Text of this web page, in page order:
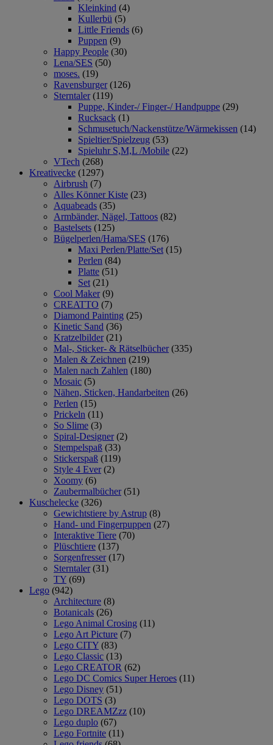
Kleinkind (4)
Kullerbü (5)
Little Friends (6)
Puppen (9)
Happy People (30)
Lena/SES (50)
moses. (19)
Ravensburger (126)
Sterntaler (119)
Puppe, Kinder-/ Finger-/ Handpuppe (29)
Rucksack (1)
Schmusetuch/Nackenstütze/Wärmekissen (14)
Spieltier/Spielzeug (53)
Spieluhr S,M,L /Mobile (22)
VTech (268)
Kreativecke (1297)
Airbrush (7)
Alles Könner Kiste (23)
Aquabeads (35)
Armbänder, Nägel, Tattoos (82)
Bastelsets (125)
Bügelperlen/Hama/SES (176)
Maxi Perlen/Platte/Set (15)
Perlen (84)
Platte (51)
Set (21)
Cool Maker (9)
CREATTO (7)
Diamond Painting (25)
Kinetic Sand (36)
Kratzelbilder (21)
Mal-, Sticker- & Rätselbücher (335)
Malen & Zeichnen (219)
Malen nach Zahlen (180)
Mosaic (5)
Nähen, Sticken, Handarbeiten (26)
Perlen (15)
Prickeln (11)
So Slime (3)
Spiral-Designer (2)
Stempelspaß (33)
Stickerspaß (119)
Style 4 Ever (2)
Xoomy (6)
Zaubermalbücher (51)
Kuschelecke (326)
Gewichtstiere by Astrup (8)
Hand- und Fingerpuppen (27)
Interaktive Tiere (70)
Plüschtiere (137)
Sorgenfresser (17)
Sterntaler (31)
TY (69)
Lego (942)
Architecture (8)
Botanicals (26)
Lego Animal Crosing (11)
Lego Art Picture (7)
Lego CITY (83)
Lego Classic (13)
Lego CREATOR (62)
Lego DC Comics Super Heroes (11)
Lego Disney (51)
Lego DOTS (3)
Lego DREAMZzz (10)
Lego duplo (67)
Lego Fortnite (11)